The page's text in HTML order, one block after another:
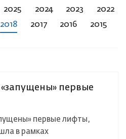
2025 2024 2023
2022
2018 2017 2016
2015
первые
первые лифты,
в рамках